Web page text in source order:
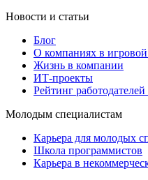
Новости и статьи
Блог
О компаниях в
Жизнь в компании
ИТ-проекты
Рейтинг
Молодым специалистам
Карьера для молодых
Школа программистов
Карьера в